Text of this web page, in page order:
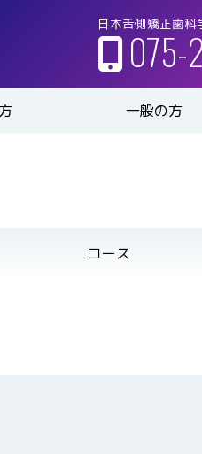
日本舌側矯正歯科
075-
一般の方
コース